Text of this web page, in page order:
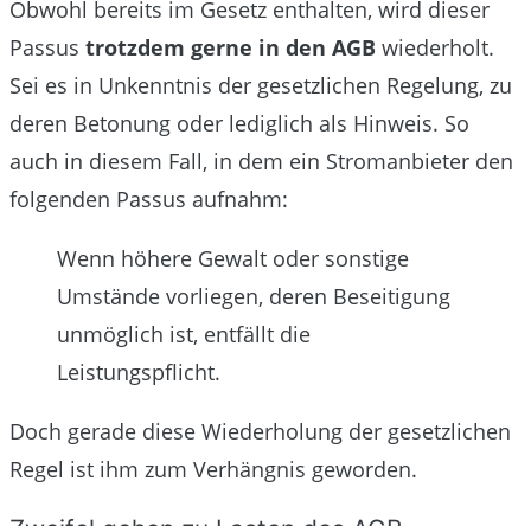
Obwohl bereits im Gesetz enthalten, wird dieser
Passus trotzdem gerne in den AGB wiederholt.
Sei es in Unkenntnis der gesetzlichen Regelung, zu
deren Betonung oder lediglich als Hinweis. So
auch in diesem Fall, in dem ein Stromanbieter den
folgenden Passus aufnahm:
Wenn höhere Gewalt oder sonstige
Umstände vorliegen, deren Beseitigung
unmöglich ist, entfällt die
Leistungspflicht.
Doch gerade diese Wiederholung der gesetzlichen
Regel ist ihm zum Verhängnis geworden.